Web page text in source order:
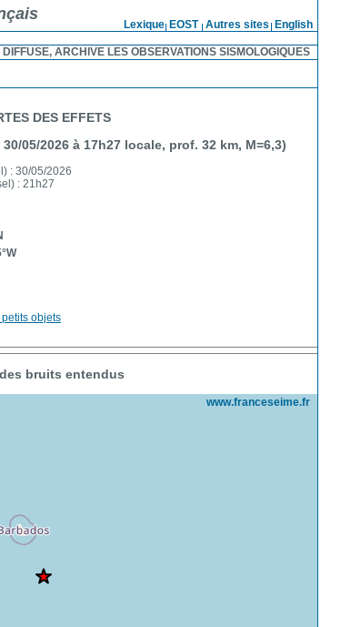
Lexique EOST Autres sites English
DES EFFETS
05/2026 à 17h27 locale, prof. 32 km, M=6,3)
: 30/05/2026
: 21h27
objets
bruits entendus
www.franceseime.fr
ARCHIVE LES OBSERVATIONS SISMOLOGIQUES